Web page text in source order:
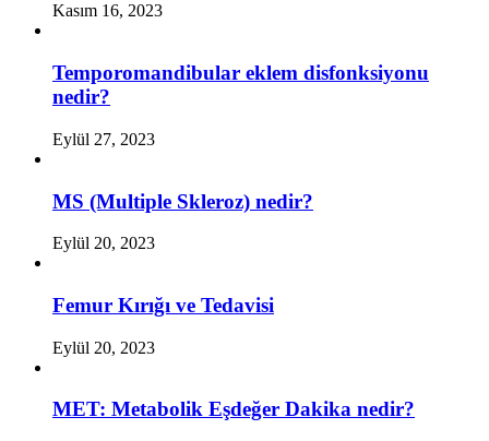
Kasım 16, 2023
Temporomandibular eklem disfonksiyonu
nedir?
Eylül 27, 2023
MS (Multiple Skleroz) nedir?
Eylül 20, 2023
Femur Kırığı ve Tedavisi
Eylül 20, 2023
MET: Metabolik Eşdeğer Dakika nedir?